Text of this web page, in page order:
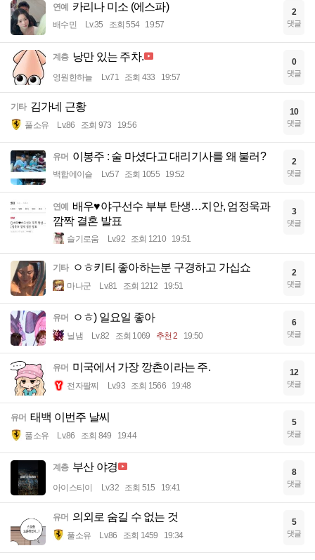
연예 카리나 미소 (에스파)
배수민 Lv.35 조회 554 19:57
2
댓글
계층 낭만 있는 주차.
영원한하늘 Lv.71 조회 433 19:57
0
댓글
기타 김가네 근황
풀소유 Lv.86 조회 973 19:56
10
댓글
유머 이봉주 : 술 마셨다고 대리기사를 왜 불러?
백합에이슬 Lv.57 조회 1055 19:52
2
댓글
연예
배우♥야구선수 부부 탄생…지안, 엄정욱과
깜짝 결혼 발표
슬기로움 Lv.92 조회 1210 19:51
3
댓글
기타 ㅇㅎ키티 좋아하는분 구경하고 가십쇼
마나군 Lv.81 조회 1212 19:51
2
댓글
유머 ㅇㅎ) 일요일 좋아
닐냄 Lv.82 조회 1069 추천 2 19:50
6
댓글
유머 미국에서 가장 깡촌이라는 주.
전자팔찌 Lv.93 조회 1566 19:48
12
댓글
유머 태백 이번주 날씨
풀소유 Lv.86 조회 849 19:44
5
댓글
계층 부산 야경
아이스티이 Lv.32 조회 515 19:41
8
댓글
유머 의외로 숨길 수 없는 것
풀소유 Lv.86 조회 1459 19:34
5
댓글